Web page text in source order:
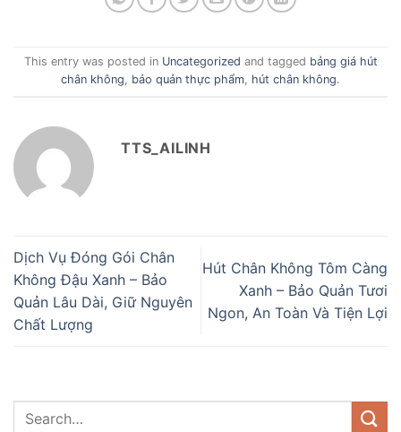
This entry was posted in Uncategorized and tagged bảng giá hút
chân không
bảo quản thực phẩm hút chân không.
TTS_AILINH
Dịch Vụ Đóng Gói Chân
Không Đậu Xanh – Bảo
Quản Lâu Dài, Giữ Nguyên
Chất Lượng
Hút Chân Không Tôm Càng
Xanh – Bảo Quản Tươi
Ngon, An Toàn Và Tiện Lợi